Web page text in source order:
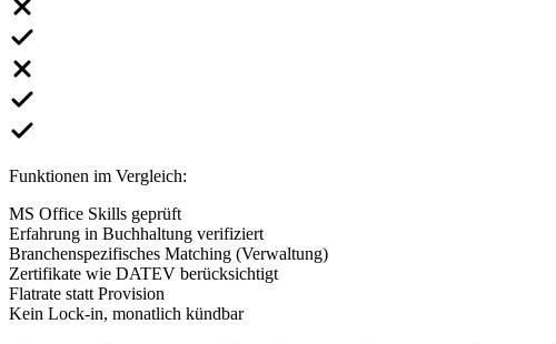
Funktionen im Vergleich:
MS Office Skills geprüft
Erfahrung in Buchhaltung verifiziert
Branchenspezifisches Matching (Verwaltung)
Zertifikate wie DATEV berücksichtigt
Flatrate statt Provision
Kein Lock-in, monatlich kündbar